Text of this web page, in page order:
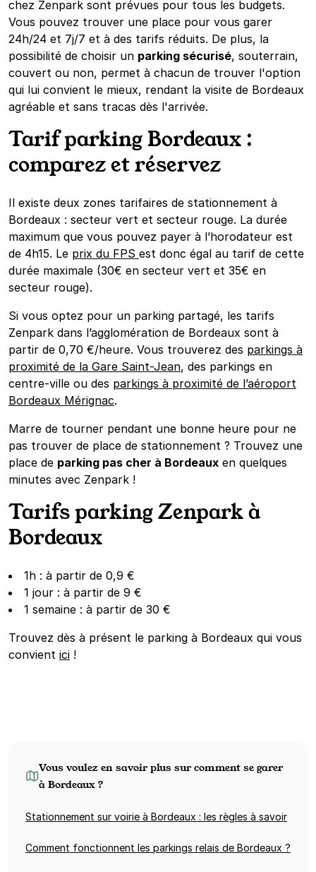
chez Zenpark sont prévues pour tous les budgets.
Vous pouvez trouver une place pour vous garer
24h/24 et 7j/7 et à des tarifs réduits. De plus, la
possibilité de choisir un parking sécurisé, souterrain,
couvert ou non, permet à chacun de trouver l'option
qui lui convient le mieux, rendant la visite de Bordeaux
agréable et sans tracas dès l'arrivée.
Tarif parking Bordeaux :
comparez et réservez
Il existe deux zones tarifaires de stationnement à
Bordeaux : secteur vert et secteur rouge. La durée
maximum que vous pouvez payer à l’horodateur est
de 4h15. Le prix du FPS est donc égal au tarif de cette
durée maximale (30€ en secteur vert et 35€ en
secteur rouge).
Si vous optez pour un parking partagé, les tarifs
Zenpark dans l’agglomération de Bordeaux sont à
partir de 0,70 €/heure. Vous trouverez des parkings à
proximité de la Gare Saint-Jean, des parkings en
centre-ville ou des parkings à proximité de l’aéroport
Bordeaux Mérignac.
Marre de tourner pendant une bonne heure pour ne
pas trouver de place de stationnement ? Trouvez une
place de parking pas cher à Bordeaux en quelques
minutes avec Zenpark !
Tarifs parking Zenpark à
Bordeaux
1h : à partir de 0,9 €
1 jour : à partir de 9 €
1 semaine : à partir de 30 €
Trouvez dès à présent le parking à Bordeaux qui vous
convient ici !
Vous voulez en savoir plus sur comment se garer
à Bordeaux ?
Stationnement sur voirie à Bordeaux : les règles à savoir
Comment fonctionnent les parkings relais de Bordeaux ?